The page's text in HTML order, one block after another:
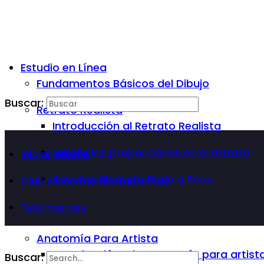
Estudio en Línea
Fundamentos Básicos del Dibujo
Retrato Realista
Introducción al Retrato Realista
Mejora las proporciones en el retrato
Retratos Realista Paso a Paso
Anatomía Para Artista
Introducción a la Anatomía para
Buscar:
Iniciar Sesión
Club Mecenas (Membresía)
Testimonios
Buscar: